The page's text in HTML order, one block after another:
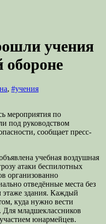
учения
обороне
, #учения
мероприятия по
под руководством
сообщает пресс-
учебная воздушная
атаки беспилотных
организованно
отведённые места без
здания. Каждый
куда нужно вести
Для младшеклассников
юнармейцев.